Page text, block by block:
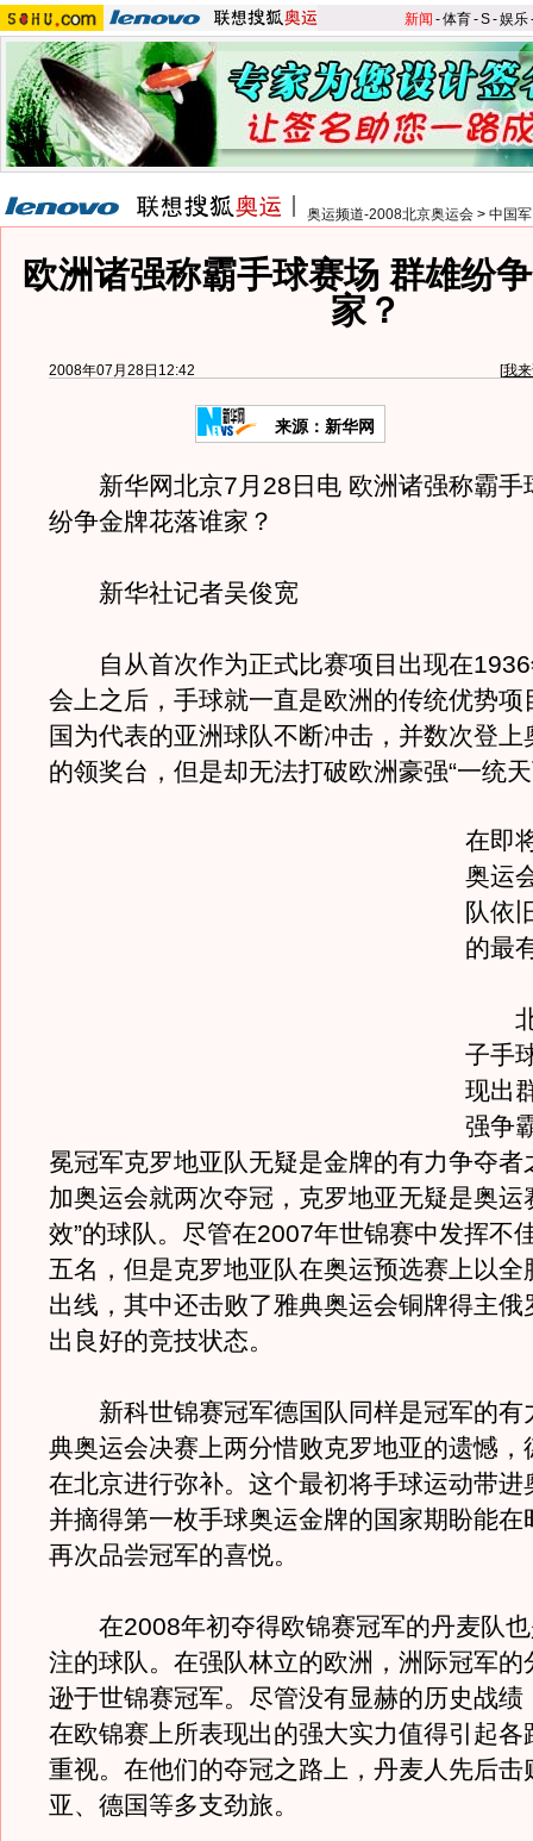
新闻 -体育-S-娱乐
奥运频道-2008北京奥运会 > 中国
欧洲诸强称霸手球赛场 群雄纷
家？
2008年07月28日12:42 [我
来源：新华网
新华网北京7月28日电 欧洲诸强称霸
纷争金牌花落谁家？
新华社记者吴俊宽
自从首次作为正式比赛项目出现在1936
会上之后，手球就一直是欧洲的传统优势项
国为代表的亚洲球队不断冲击，并数次登上
的领奖台，但是却无法打破欧洲豪强“一统
在即
奥运
队依
的最
北
子手
现出
强争
冕冠军克罗地亚队无疑是金牌的有力争夺者
加奥运会就两次夺冠，克罗地亚无疑是奥运
效”的球队。尽管在2007年世锦赛中发挥不
五名，但是克罗地亚队在奥运预选赛上以全
出线，其中还击败了雅典奥运会铜牌得主俄
出良好的竞技状态。
新科世锦赛冠军德国队同样是冠军的有
典奥运会决赛上两分惜败克罗地亚的遗憾，
在北京进行弥补。这个最初将手球运动带进
并摘得第一枚手球奥运金牌的国家期盼能在
再次品尝冠军的喜悦。
在2008年初夺得欧锦赛冠军的丹麦队也
注的球队。在强队林立的欧洲，洲际冠军的
逊于世锦赛冠军。尽管没有显赫的历史战绩
在欧锦赛上所表现出的强大实力值得引起各
重视。在他们的夺冠之路上，丹麦人先后击
亚、德国等多支劲旅。